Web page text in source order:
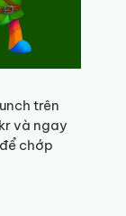
trên
và ngay
chớp